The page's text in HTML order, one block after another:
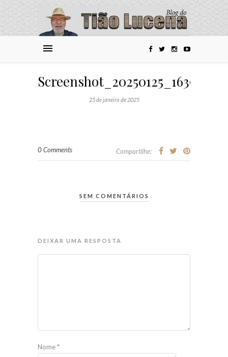
25 de janeiro de 2025
0 Comments Compartilhe:
SEM COMENTÁRIOS
DEIXAR UMA RESPOSTA
Nome*